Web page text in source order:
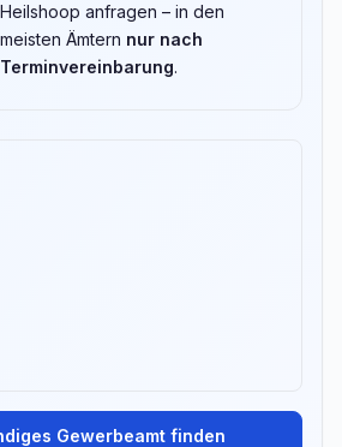
Heilshoop anfragen – in den
meisten Ämtern nur nach
Terminvereinbarung.
Gewerbeamt finden